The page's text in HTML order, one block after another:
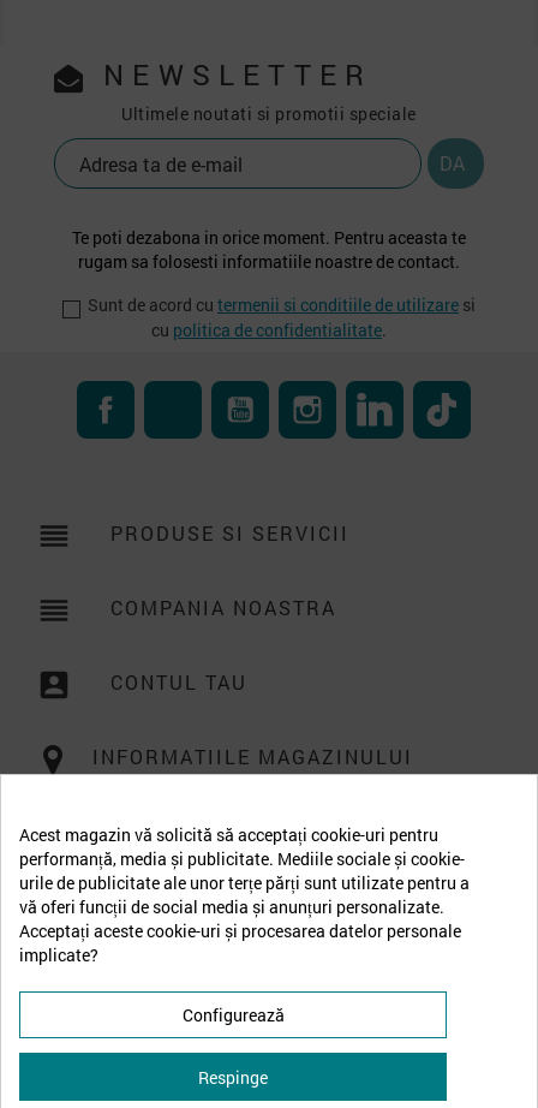
NEWSLETTER
Ultimele noutati si promotii speciale
Te poti dezabona in orice moment. Pentru aceasta te
rugam sa folosesti informatiile noastre de contact.
Sunt de acord cu termenii si conditiile de utilizare si
cu politica de confidentialitate
FacebookRSS YouTube InstagramLinkedIn
reorder PRODUSE SI SERVICII
reorder COMPANIA NOASTRA
account_box CONTUL TAU
INFORMATIILE MAGAZINULUI
Acest magazin vă solicită să acceptați cookie-uri pentru
performanță, media și publicitate. Mediile sociale și cookie-
urile de publicitate ale unor terțe părți sunt utilizate pentru a
vă oferi funcții de social media și anunțuri personalizate.
Acceptați aceste cookie-uri și procesarea datelor personale
implicate?
Configurează
Respinge